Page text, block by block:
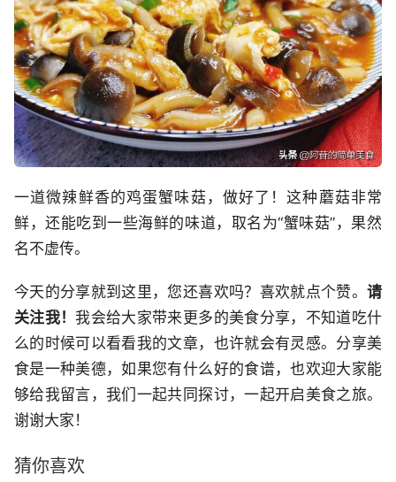
一道微辣鲜香的鸡蛋蟹味菇，做好了！这种蘑菇非常
鲜，还能吃到一些海鲜的味道，取名为“蟹味菇”，果然
名不虚传。
今天的分享就到这里，您还喜欢吗？喜欢就点个赞。 请
关注我！我会给大家带来更多的美食分享，不知道吃什
么的时候可以看看我的文章，也许就会有灵感。分享美
食是一种美德，如果您有什么好的食谱，也欢迎大家能
够给我留言，我们一起共同探讨，一起开启美食之旅。
谢谢大家！
猜你喜欢